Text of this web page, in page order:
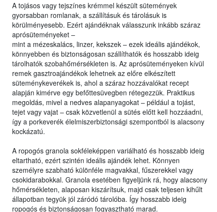
A tojásos vagy tejszínes krémmel készült sütemények
gyorsabban romlanak, a szállításuk és tárolásuk is
körülményesebb. Ezért ajándéknak válasszunk inkább száraz
aprósüteményeket –
mint a mézeskalács, linzer, kekszek – ezek ideális ajándékok,
könnyebben és biztonságosan szállíthatók és hosszabb ideig
tárolhatók szobahőmérsékleten is. Az aprósüteményeken kívül
remek gasztroajándékok lehetnek az előre elkészített
süteménykeverékek is, ahol a száraz hozzávalókat recept
alapján kimérve egy befőttesüvegben rétegezzük. Praktikus
megoldás, mivel a nedves alapanyagokat – például a tojást,
tejet vagy vajat – csak közvetlenül a sütés előtt kell hozzáadni,
így a porkeverék élelmiszerbiztonsági szempontból is alacsony
kockázatú.
A ropogós granola sokféleképpen variálható és hosszabb ideig
eltartható, ezért szintén ideális ajándék lehet. Könnyen
személyre szabható különféle magvakkal, fűszerekkel vagy
csokidarabokkal. Granola esetében figyeljünk rá, hogy alacsony
hőmérsékleten, alaposan kiszárítsuk, majd csak teljesen kihűlt
állapotban tegyük jól záródó tárolóba. Így hosszabb ideig
ropogós és biztonságosan fogyasztható marad.